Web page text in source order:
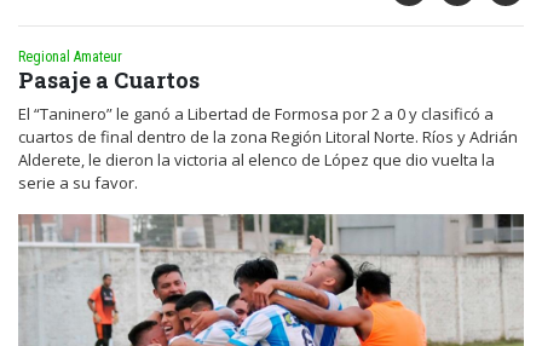
Regional Amateur
Pasaje a Cuartos
El “Taninero” le ganó a Libertad de Formosa por 2 a 0 y clasificó a
cuartos de final dentro de la zona Región Litoral Norte. Ríos y Adrián
Alderete, le dieron la victoria al elenco de López que dio vuelta la
serie a su favor.